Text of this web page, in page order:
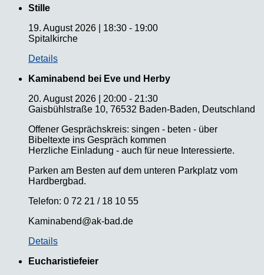
Stille
19. August 2026
18:30 - 19:00
Spitalkirche
Details
Kaminabend bei Eve und Herby
20. August 2026
20:00 - 21:30
Gaisbühlstraße 10, 76532 Baden-Baden, Deutschland
Offener Gesprächskreis: singen - beten - über
Bibeltexte ins Gespräch kommen
Herzliche Einladung - auch für neue Interessierte.
Parken am Besten auf dem unteren Parkplatz vom
Hardbergbad.
Telefon: 0 72 21 / 18 10 55
Kaminabend@ak-bad.de
Details
Eucharistiefeier